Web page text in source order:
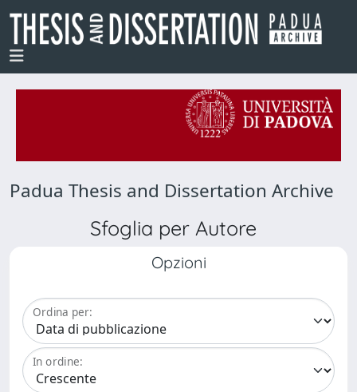
Padua Thesis and Dissertation Archive
Sfoglia per Autore
Opzioni
Ordina per:
In ordine: